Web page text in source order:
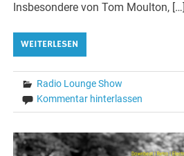
Insbesondere von Tom Moulton, […]
WEITERLESEN
Radio Lounge Show
Kommentar hinterlassen